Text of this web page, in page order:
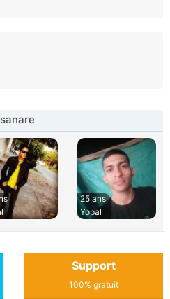
25 ans
Yopal
Support
100% gratuit